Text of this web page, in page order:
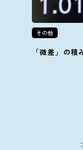
その他
「微差」の積